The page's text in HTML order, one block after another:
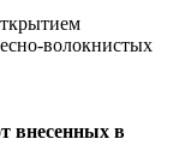
волокнистых
внесенных в